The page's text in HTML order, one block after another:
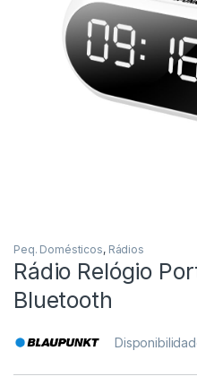
Peq. Domésticos, Rádios
Rádio Relógio
Bluetooth